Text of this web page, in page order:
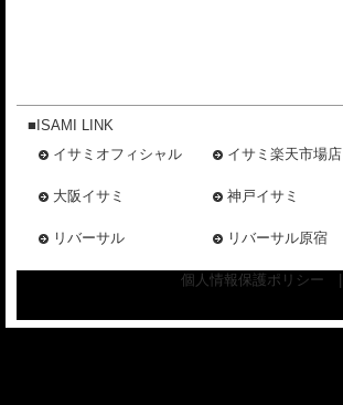
■ISAMI LINK
イサミオフィシャル
イサミ楽天市場店
大阪イサミ 神戸イサミ
リバーサル リバーサル原宿
個人情報保護ポリシー